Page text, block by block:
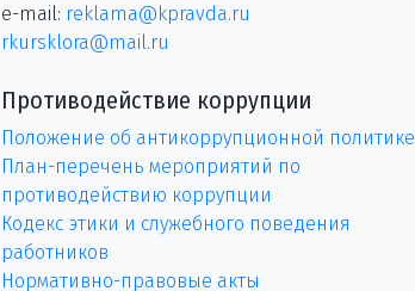
e-mail: reklama@kpravda.ru
rkursklora@mail.ru
Противодействие коррупции
Положение об антикоррупционной политике
План-перечень мероприятий по
противодействию коррупции
Кодекс этики и служебного поведения
работников
Нормативно-правовые акты